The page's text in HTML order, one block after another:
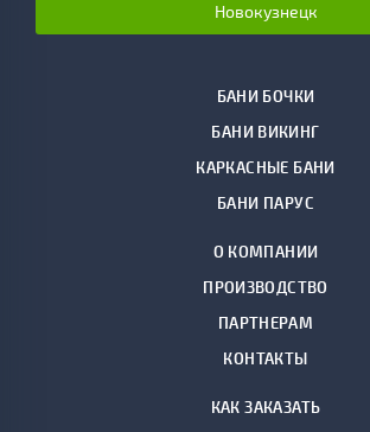
Новокузнецк
БАНИ БОЧКИ
БАНИ ВИКИНГ
КАРКАСНЫЕ БАНИ
БАНИ ПАРУС
О КОМПАНИИ
ПРОИЗВОДСТВО
ПАРТНЕРАМ
КОНТАКТЫ
КАК ЗАКАЗАТЬ